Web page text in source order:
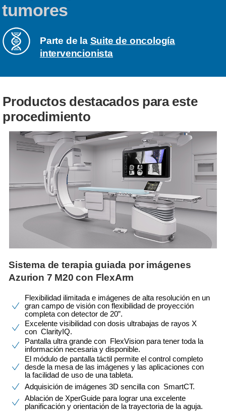
tumores
Parte de la Suite de oncología
intervencionista
Productos destacados para este
procedimiento
Sistema de terapia guiada por imágenes
Azurion 7 M20 con FlexArm
Flexibilidad ilimitada e imágenes de alta resolución en un
gran campo de visión con flexibilidad de proyección
completa con detector de 20”.
Excelente visibilidad con dosis ultrabajas de rayos X
con ClarityIQ.
Pantalla ultra grande con FlexVision para tener toda la
información necesaria y disponible.
El módulo de pantalla táctil permite el control completo
desde la mesa de las imágenes y las aplicaciones con
la facilidad de uso de una tableta.
Adquisición de imágenes 3D sencilla con SmartCT.
Ablación de XperGuide para lograr una excelente
planificación y orientación de la trayectoria de la aguja.